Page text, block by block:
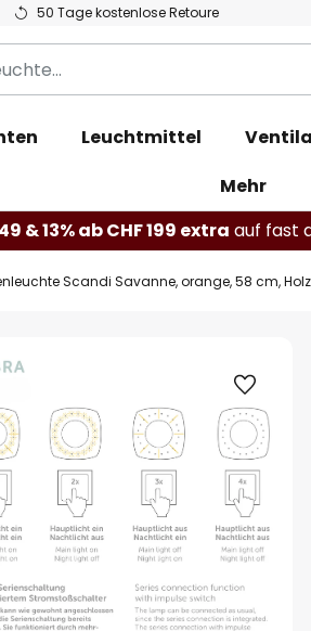
50 Tage kostenlose Retoure
Leuchtmittel
Mehr
& 13% ab CHF 199 extra auf fast
Scandi Savanne, orange, 58 cm, Holz